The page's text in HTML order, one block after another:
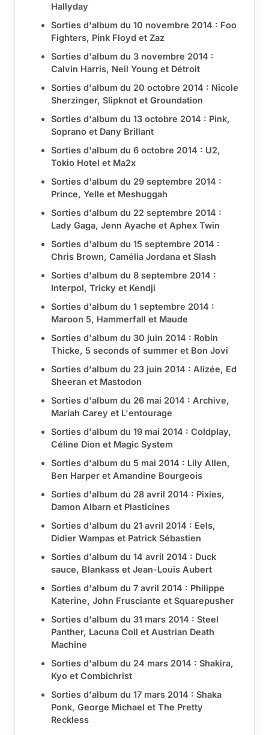
Hallyday
Sorties d'album du 10 novembre 2014 : Foo
Fighters, Pink Floyd et Zaz
Sorties d'album du 3 novembre 2014 :
Calvin Harris, Neil Young et Détroit
Sorties d'album du 20 octobre 2014 : Nicole
Sherzinger, Slipknot et Groundation
Sorties d'album du 13 octobre 2014 : Pink,
Soprano et Dany Brillant
Sorties d'album du 6 octobre 2014 : U2,
Tokio Hotel et Ma2x
Sorties d'album du 29 septembre 2014 :
Prince, Yelle et Meshuggah
Sorties d'album du 22 septembre 2014 :
Lady Gaga, Jenn Ayache et Aphex Twin
Sorties d'album du 15 septembre 2014 :
Chris Brown, Camélia Jordana et Slash
Sorties d'album du 8 septembre 2014 :
Interpol, Tricky et Kendji
Sorties d'album du 1 septembre 2014 :
Maroon 5, Hammerfall et Maude
Sorties d'album du 30 juin 2014 : Robin
Thicke, 5 seconds of summer et Bon Jovi
Sorties d'album du 23 juin 2014 : Alizée, Ed
Sheeran et Mastodon
Sorties d'album du 26 mai 2014 : Archive,
Mariah Carey et L'entourage
Sorties d'album du 19 mai 2014 : Coldplay,
Céline Dion et Magic System
Sorties d'album du 5 mai 2014 : Lily Allen,
Ben Harper et Amandine Bourgeois
Sorties d'album du 28 avril 2014 : Pixies,
Damon Albarn et Plasticines
Sorties d'album du 21 avril 2014 : Eels,
Didier Wampas et Patrick Sébastien
Sorties d'album du 14 avril 2014 : Duck
sauce, Blankass et Jean-Louis Aubert
Sorties d'album du 7 avril 2014 : Philippe
Katerine, John Frusciante et Squarepusher
Sorties d'album du 31 mars 2014 : Steel
Panther, Lacuna Coil et Austrian Death
Machine
Sorties d'album du 24 mars 2014 : Shakira,
Kyo et Combichrist
Sorties d'album du 17 mars 2014 : Shaka
Ponk, George Michael et The Pretty
Reckless